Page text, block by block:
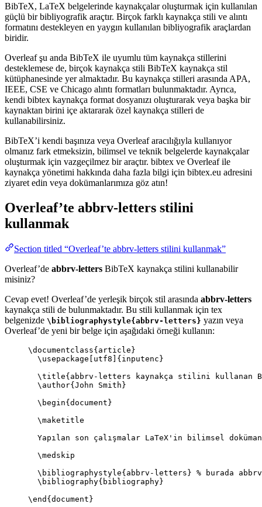
BibTeX, LaTeX belgelerinde kaynakçalar oluşturmak için kullanılan
güçlü bir bibliyografik araçtır. Birçok farklı kaynakça stili ve alıntı
formatını destekleyen en yaygın kullanılan bibliyografik araçlardan
biridir.
Overleaf şu anda BibTeX ile uyumlu tüm kaynakça stillerini
desteklemese de, birçok kaynakça stili BibTeX kaynakça stil
kütüphanesinde yer almaktadır. Bu kaynakça stilleri arasında APA,
IEEE, CSE ve Chicago alıntı formatları bulunmaktadır. Ayrıca,
kendi bibtex kaynakça format dosyanızı oluşturarak veya başka bir
kaynaktan birini içe aktararak özel kaynakça stilleri de
kullanabilirsiniz.
BibTeX’i kendi başınıza veya Overleaf aracılığıyla kullanıyor
olmanız fark etmeksizin, bilimsel ve teknik belgelerde kaynakçalar
oluşturmak için vazgeçilmez bir araçtır. bibtex ve Overleaf ile
kaynakça yönetimi hakkında daha fazla bilgi için bibtex.eu adresini
ziyaret edin veya dokümanlarımıza göz atın!
Overleaf’te abbrv-letters stilini
kullanmak
Section titled “Overleaf’te abbrv-letters stilini kullanmak”
Overleaf’de abbrv-letters BibTeX kaynakça stilini kullanabilir
misiniz?
Cevap evet! Overleaf’de yerleşik birçok stil arasında abbrv-letters
kaynakça stili de bulunmaktadır. Bu stili kullanmak için tex
belgenizde \bibliographystyle{abbrv-letters} yazın veya
Overleaf’de yeni bir belge için aşağıdaki örneği kullanın:
\documentclass{ article }
\usepackage
utf8 ]{ inputenc }
\title{abbrv-letters kaynakça stilini kullanan
\author{John Smith}
\begin{ document }
\maketitle
Yapılan son çalışmalar LaTeX'in bilimsel
\medskip
\bibliographystyle{abbrv-letters} % burada
\bibliography{bibliography}
\end { document }